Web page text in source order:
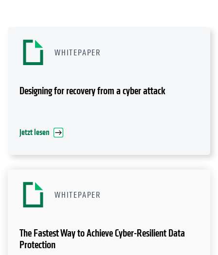
WHITEPAPER
Designing for recovery from a cyber attack
Jetzt lesen
WHITEPAPER
The Fastest Way to Achieve Cyber-Resilient Data
Protection